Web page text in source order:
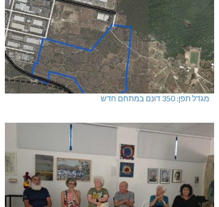
מגדל תפן: 350 דונם במתחם חדש